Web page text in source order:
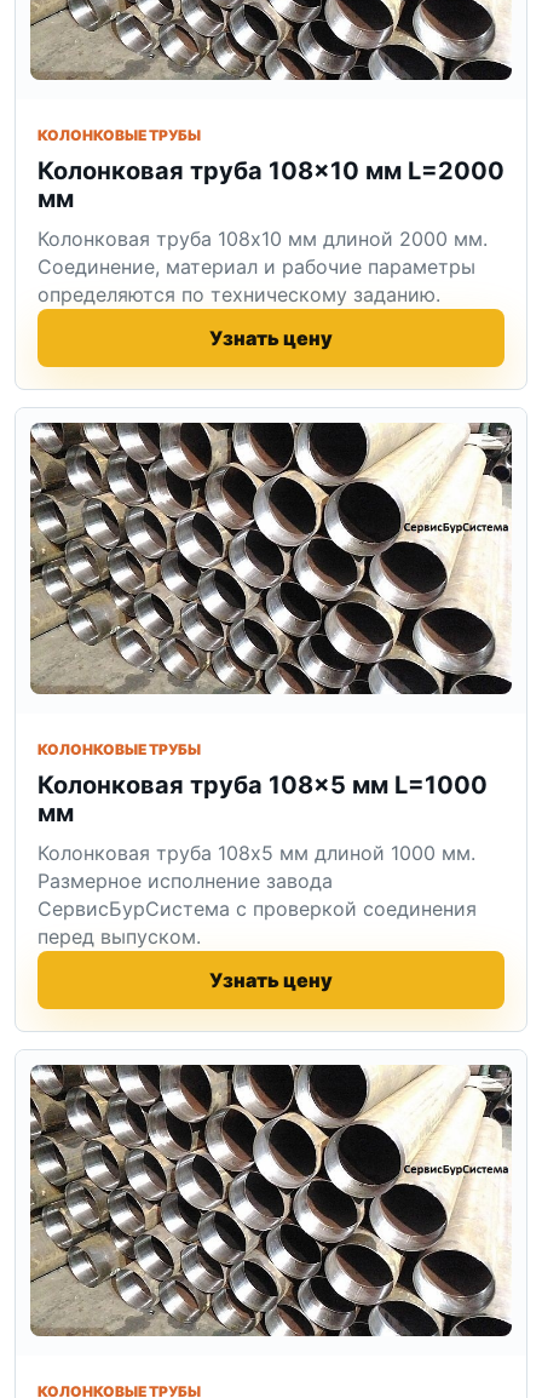
КОЛОНКОВЫЕ ТРУБЫ
Колонковая труба 108×10 мм L=2000
мм
Колонковая труба 108x10 мм длиной 2000 мм.
Соединение, материал и рабочие параметры
определяются по техническому заданию.
Узнать цену
КОЛОНКОВЫЕ ТРУБЫ
Колонковая труба 108×5 мм L=1000
мм
Колонковая труба 108x5 мм длиной 1000 мм.
Размерное исполнение завода
СервисБурСистема с проверкой соединения
перед выпуском.
Узнать цену
КОЛОНКОВЫЕ ТРУБЫ